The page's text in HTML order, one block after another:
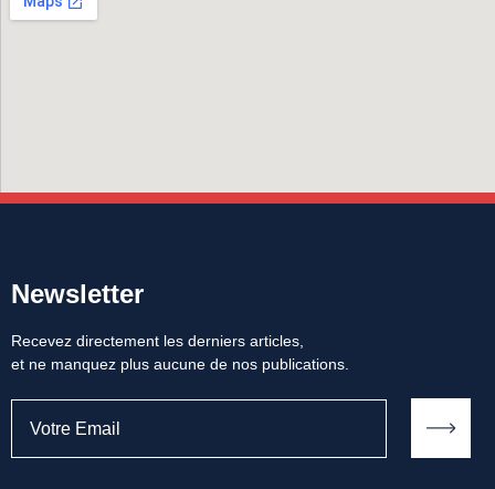
Newsletter
Recevez directement les derniers articles,
et ne manquez plus aucune de nos publications.